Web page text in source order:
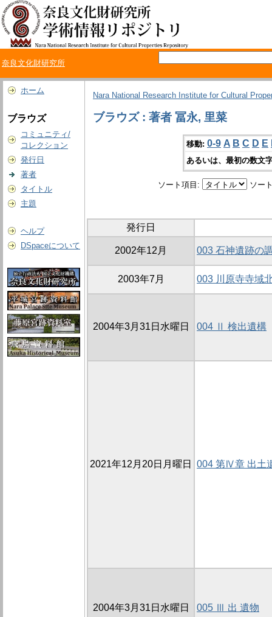
奈良文化財研究所
ホーム
ブラウズ
コミュニティ/
コレクション
発行日
著者
タイトル
主題
ヘルプ
DSpaceについて
Nara National Research Institute for Cultural
ブラウズ : 著者 冨永, 里菜
移動: 0-9 A B C D E
あるいは、最初の数文
ソート項目: ソー
発行日
2002年12月 003 石神遺跡の
2003年7月 003 川原寺寺域
2004年3月31日水曜日 004 Ⅱ 検出遺構
2021年12月20日月曜日 004 第Ⅳ章 出土
2004年3月31日水曜日 005 Ⅲ 出 遺物